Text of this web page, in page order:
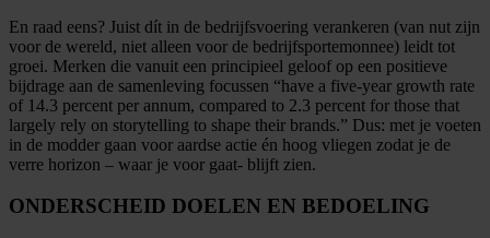
En raad eens? Juist dít in de bedrijfsvoering verankeren (van nut zijn
voor de wereld, niet alleen voor de bedrijfsportemonnee) leidt tot
groei. Merken die vanuit een principieel geloof op een positieve
bijdrage aan de samenleving focussen “have a five-year growth rate
of 14.3 percent per annum, compared to 2.3 percent for those that
largely rely on storytelling to shape their brands.” Dus: met je voeten
in de modder gaan voor aardse actie én hoog vliegen zodat je de
verre horizon – waar je voor gaat- blijft zien.
ONDERSCHEID DOELEN EN BEDOELING